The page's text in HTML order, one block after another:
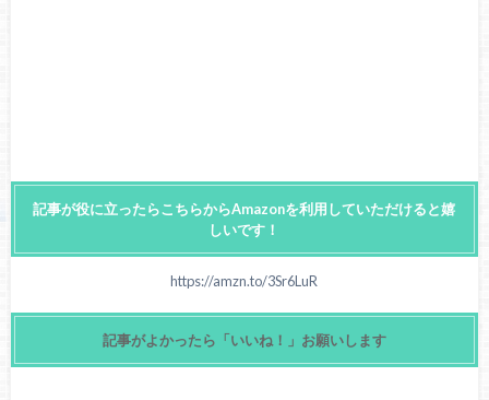
記事が役に立ったらこちらからAmazonを利用していただけると嬉
しいです！
https://amzn.to/3Sr6LuR
記事がよかったら「いいね！」お願いします